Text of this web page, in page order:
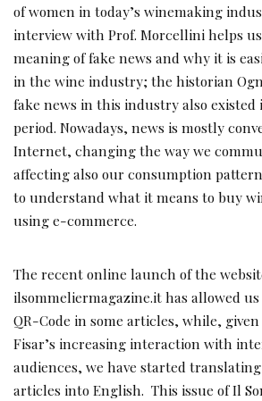
of women in today’s winemaking
interview with Prof. Morcellini helps
meaning of fake news and why it is
in the wine industry; the historian
fake news in this industry also existed
period. Nowadays, news is mostly
Internet, changing the way we
affecting also our consumption
to understand what it means to buy
using e-commerce.
The recent online launch of the
ilsommeliermagazine.it has allowed
QR-Code in some articles, while,
Fisar’s increasing interaction with
audiences, we have started
articles into English. This issue of Il